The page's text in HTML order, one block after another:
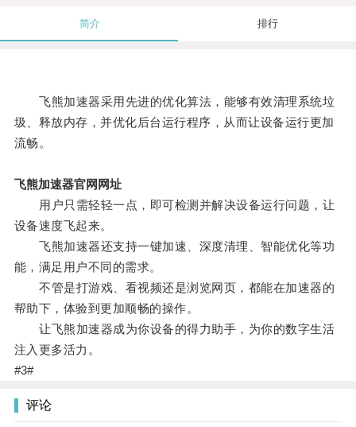
简介 排行
飞熊加速器采用先进的优化算法，能够有效清理系统垃
圾、释放内存，并优化后台运行程序，从而让设备运行更加
流畅。
飞熊加速器官网网址
用户只需轻轻一点，即可检测并解决设备运行问题，让
设备速度飞起来。
飞熊加速器还支持一键加速、深度清理、智能优化等功
能，满足用户不同的需求。
不管是打游戏、看视频还是浏览网页，都能在加速器的
帮助下，体验到更加顺畅的操作。
让飞熊加速器成为你设备的得力助手，为你的数字生活
注入更多活力。
#3#
评论